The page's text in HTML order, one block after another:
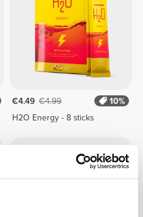
€4.49 €4.99
10%
H2O Energy - 8 sticks